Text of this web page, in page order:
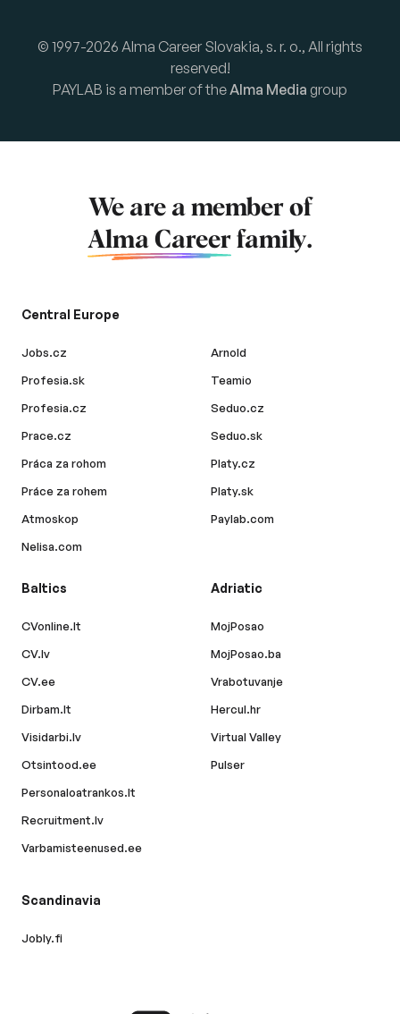
© 1997-2026 Alma Career Slovakia, s. r. o., All rights
reserved!
PAYLAB is a member of theAlma Media group
We are a member of
Alma Career family.
Central Europe
Jobs.cz
Profesia.sk
Profesia.cz
Prace.cz
Práca za rohom
Práce za rohem
Atmoskop
Nelisa.com
Arnold
Teamio
Seduo.cz
Seduo.sk
Platy.cz
Platy.sk
Paylab.com
Baltics
CVonline.lt
CV.lv
CV.ee
Dirbam.lt
Visidarbi.lv
Otsintood.ee
Personaloatrankos.lt
Recruitment.lv
Varbamisteenused.ee
Adriatic
MojPosao
MojPosao.ba
Vrabotuvanje
Hercul.hr
Virtual Valley
Pulser
Scandinavia
Jobly.fi